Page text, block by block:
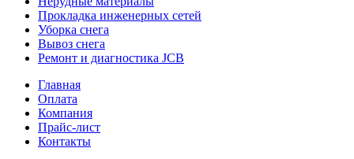
Прокладка инженерных сетей
Уборка снега
Вывоз снега
Ремонт и диагностика JCB
Главная
Оплата
Компания
Прайс-лист
Контакты